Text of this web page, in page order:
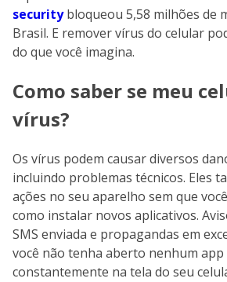
securitybloqueou 5,58 milhões de
Brasil. E remover vírus do celular
do que você imagina.
Como saber se meu
vírus?
Os vírus podem causar diversos
incluindo problemas técnicos. Eles
ações no seu aparelho sem que
como instalar novos aplicativos.
SMS enviada e propagandas em
você não tenha aberto nenhum
constantemente na tela do seu